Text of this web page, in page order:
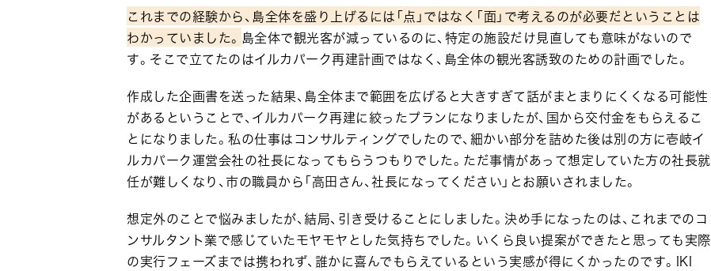
これまでの経験から、島全体を盛り上げるには「点」ではなく「面」で考えるのが必要だということは
わかっていました。 島全体で観光客が減っているのに、特定の施設だけ見直しても意味がないので
す。そこで立てたのはイルカパーク再建計画ではなく、島全体の観光客誘致のための計画でした。
作成した企画書を送った結果、島全体まで範囲を広げると大きすぎて話がまとまりにくくなる可能性
があるということで、イルカパーク再建に絞ったプランになりましたが、国から交付金をもらえるこ
とになりました。私の仕事はコンサルティングでしたので、細かい部分を詰めた後は別の方に壱岐イ
ルカパーク運営会社の社長になってもらうつもりでした。ただ事情があって想定していた方の社長就
任が難しくなり、市の職員から「高田さん、社長になってください」とお願いされました。
想定外のことで悩みましたが、結局、引き受けることにしました。決め手になったのは、これまでのコ
ンサルタント業で感じていたモヤモヤとした気持ちでした。いくら良い提案ができたと思っても実際
の実行フェーズまでは携われず、誰かに喜んでもらえているという実感が得にくかったのです。IKI